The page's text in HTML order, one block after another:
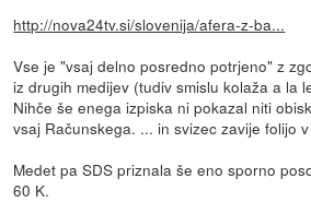
http://nova24tv.si/slovenija/afera-z-ba...
Vse je "vsaj delno posredno potrjeno" z
iz drugih medijev (tudiv smislu kolaža a la
Nihče še enega izpiska ni pokazal niti
vsaj Računskega. ... in svizec zavije folijo
Medet pa SDS priznala še eno sporno
60 K.